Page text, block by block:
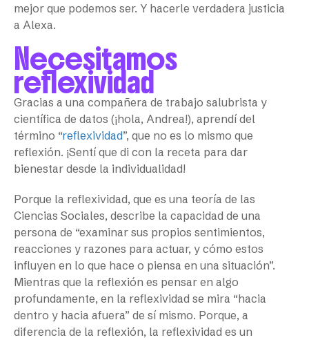
mejor que podemos ser. Y hacerle verdadera justicia
a Alexa.
Necesitamos
reflexividad
Gracias a una compañera de trabajo salubrista y
científica de datos (¡hola, Andrea!), aprendí del
término “reflexividad”, que no es lo mismo que
reflexión. ¡Sentí que di con la receta para dar
bienestar desde la individualidad!
Porque la reflexividad, que es una teoría de las
Ciencias Sociales, describe la capacidad de una
persona de “examinar sus propios sentimientos,
reacciones y razones para actuar, y cómo estos
influyen en lo que hace o piensa en una situación”.
Mientras que la reflexión es pensar en algo
profundamente, en la reflexividad se mira “hacia
dentro y hacia afuera” de sí mismo. Porque, a
diferencia de la reflexión, la reflexividad es un